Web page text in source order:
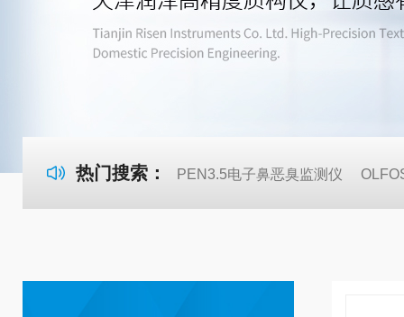
热门搜索： PEN3.5电子鼻恶臭监测仪